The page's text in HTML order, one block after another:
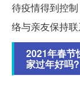
待疫情得到控
络与亲友保持联
2021年春节
家过年好吗?